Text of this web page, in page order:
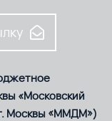
«Московский
Москвы «ММДМ»)